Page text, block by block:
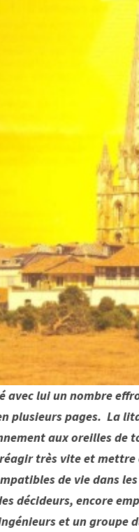
avec lui un nombre
plusieurs pages. La
aux oreilles de
très vite et
de vie dans
décideurs, encore
et un groupe